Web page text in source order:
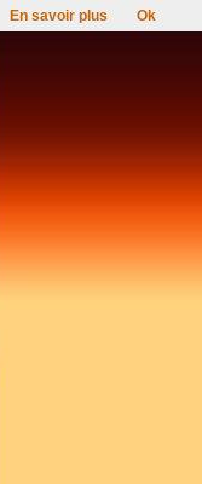
En savoir plus Ok